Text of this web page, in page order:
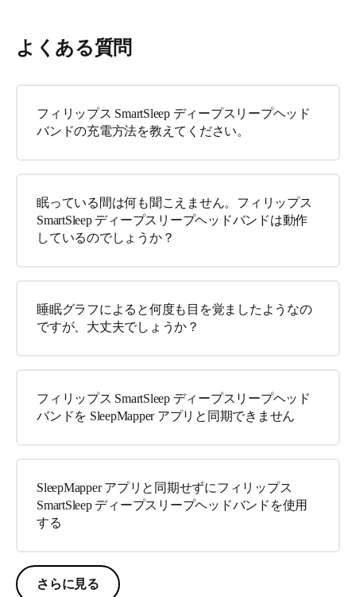
よくある質問
フィリップス SmartSleep ディープスリープヘッド
バンドの充電方法を教えてください。
眠っている間は何も聞こえません。フィリップス
SmartSleep ディープスリープヘッドバンドは動作
しているのでしょうか？
睡眠グラフによると何度も目を覚ましたようなの
ですが、大丈夫でしょうか？
フィリップス SmartSleep ディープスリープヘッド
バンドを SleepMapper アプリと同期できません
SleepMapper アプリと同期せずにフィリップス
SmartSleep ディープスリープヘッドバンドを使用
する
さらに見る